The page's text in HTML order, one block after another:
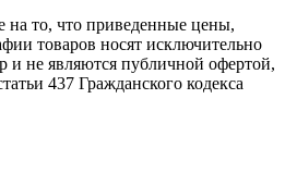
то, что приведенные цены,
товаров носят исключительно
и не являются публичной офертой,
437 Гражданского кодекса